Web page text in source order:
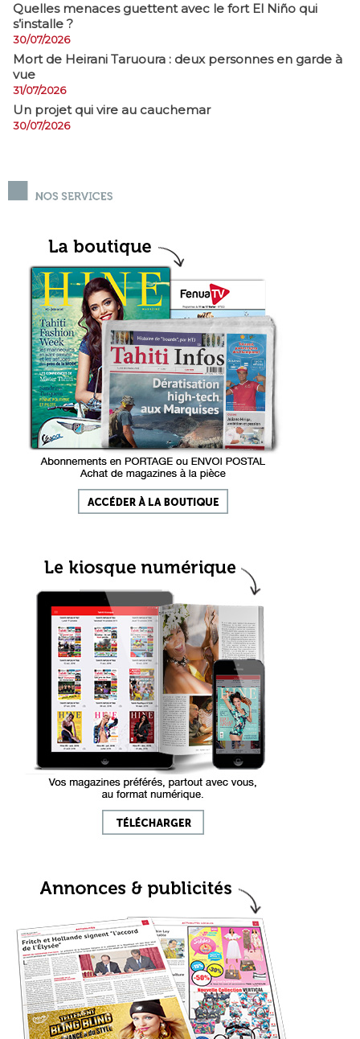
Quelles menaces guettent avec le fort El Niño qui
s’installe ?
30/07/2026
Mort de Heirani Taruoura : deux personnes en garde à
vue
31/07/2026
Un projet qui vire au cauchemar
30/07/2026